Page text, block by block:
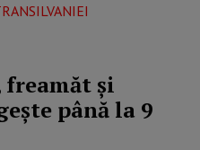
freamăt și
până la 9